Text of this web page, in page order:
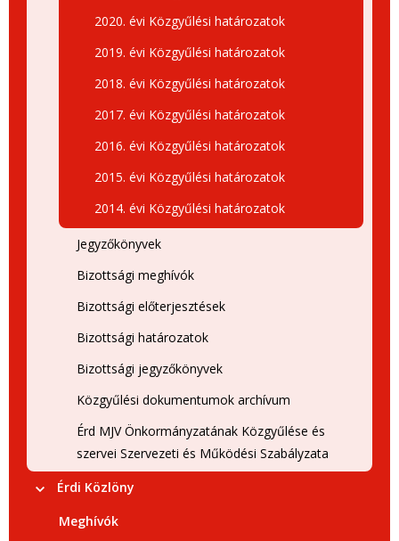
2020. évi Közgyűlési határozatok
2019. évi Közgyűlési határozatok
2018. évi Közgyűlési határozatok
2017. évi Közgyűlési határozatok
2016. évi Közgyűlési határozatok
2015. évi Közgyűlési határozatok
2014. évi Közgyűlési határozatok
Jegyzőkönyvek
Bizottsági meghívók
Bizottsági előterjesztések
Bizottsági határozatok
Bizottsági jegyzőkönyvek
Közgyűlési dokumentumok archívum
Érd MJV Önkormányzatának Közgyűlése és
szervei Szervezeti és Működési Szabályzata
Érdi Közlöny
Meghívók